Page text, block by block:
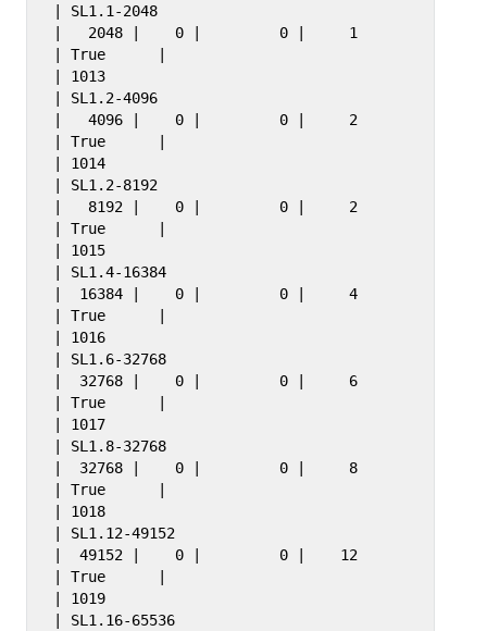
| SL1.1-2048
|   2048 |    0 |         0 |     1
| True      |
| 1013
| SL1.2-4096
|   4096 |    0 |         0 |     2
| True      |
| 1014
| SL1.2-8192
|   8192 |    0 |         0 |     2
| True      |
| 1015
| SL1.4-16384
|  16384 |    0 |         0 |     4
| True      |
| 1016
| SL1.6-32768
|  32768 |    0 |         0 |     6
| True      |
| 1017
| SL1.8-32768
|  32768 |    0 |         0 |     8
| True      |
| 1018
| SL1.12-49152
|  49152 |    0 |         0 |    12
| True      |
| 1019
| SL1.16-65536